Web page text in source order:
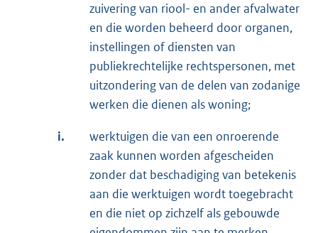
zuivering van riool- en ander afvalwater
en die worden beheerd door organen,
instellingen of diensten van
publiekrechtelijke rechtspersonen, met
uitzondering van de delen van zodanige
werken die dienen als woning;
i.
werktuigen die van een onroerende
zaak kunnen worden afgescheiden
zonder dat beschadiging van betekenis
aan die werktuigen wordt toegebracht
en die niet op zichzelf als gebouwde